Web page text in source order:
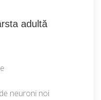
adultă
neuroni noi